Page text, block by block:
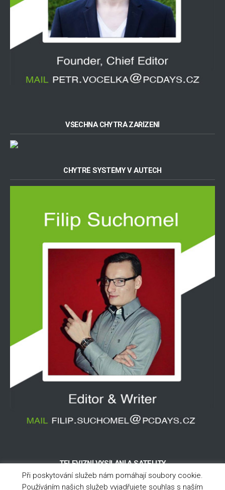
VŠECHNA CHYTRÁ ZAŘÍZENÍ
CHYTRÉ SYSTÉMY V AUTECH
TELEVIZNÍ VYSÍLÁNÍ A SATELITY
Při poskytování služeb nám pomáhají soubory cookie.
Používáním našich služeb vyjadřujete souhlas s naším